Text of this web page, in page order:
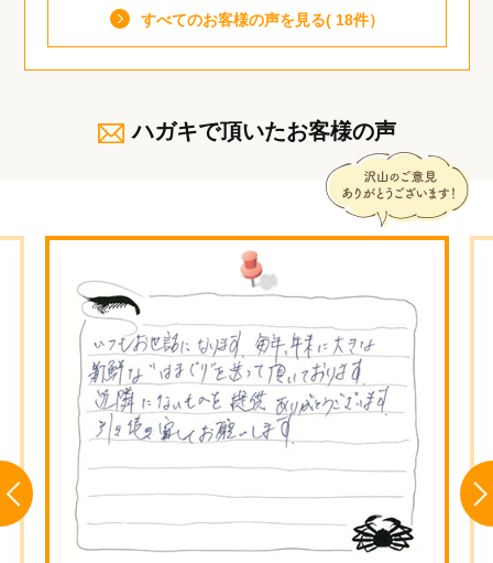
すべてのお客様の声を見る( 18件）
ハガキで頂いたお客様の声